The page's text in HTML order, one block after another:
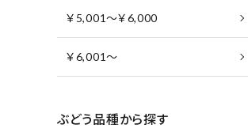
￥5,001～￥6,000
￥6,001～
ぶどう品種から探す